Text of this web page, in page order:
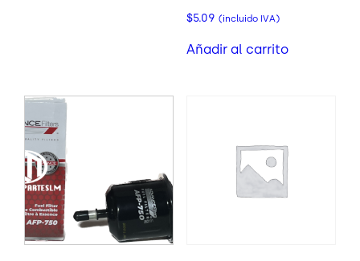
$5.09 (incluido IVA)
Añadir al carrito